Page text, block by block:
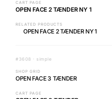
CART PAGE
OPEN FACE 2 TÆNDER NY 1
RELATED PRODUCTS
OPEN FACE 2 TÆNDER NY 1
#3608 · simple
SHOP GRID
OPEN FACE 3 TÆNDER
CART PAGE